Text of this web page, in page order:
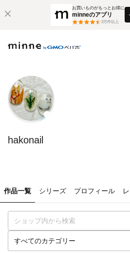
お買いものがもっとお得に
minneのアプリ
3万件以上
hakonail
作品一覧 シリーズ プロフィール